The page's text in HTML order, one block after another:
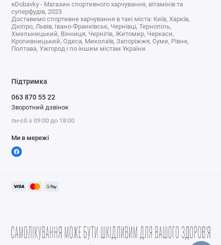
Вітамін D3 (як
холекальциферол)
1000 МО 250%
Характеристики
Форма випуску
За симптомами
Сертифікати та дієта
eDobavky - Магазин спортивного харчування, вітамінів та
суперфудів, 2023
Доставимо спортивне харчування в такі міста: Київ, Харків,
Дніпро, Львів, Івано-Франківськ, Чернівці, Тернопіль,
Хмельницький, Вінниця, Чернігів, Житомир, Черкаси,
Кропивницький, Одеса, Миколаїв, Запоріжжя, Суми, Рівне,
Полтава, Ужгород і по іншим містам України.
Підтримка
063 870 55 22
Зворотний дзвінок
пн-сб з 09:00 до 18:00
Ми в мережі